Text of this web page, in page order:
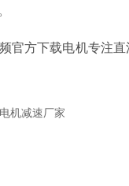
方下载电机专注
机减速厂家